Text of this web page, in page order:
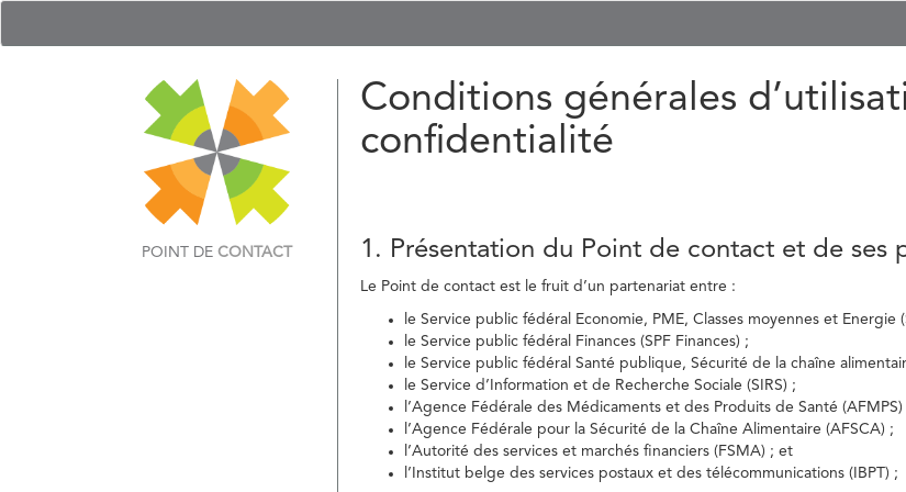
POINT DE CONTACT
Conditions générales
confidentialité
1. Présentation du Point de contact et de ses
Le Point de contact est le fruit d’un partenariat entre :
le Service public fédéral Economie, PME, Classes moyennes et Energie
le Service public fédéral Finances (SPF Finances) ;
le Service public fédéral Santé publique, Sécurité de la chaîne
le Service d’Information et de Recherche Sociale (SIRS) ;
l’Agence Fédérale des Médicaments et des Produits de Santé (AFMPS)
l’Agence Fédérale pour la Sécurité de la Chaîne Alimentaire (AFSCA) ;
l’Autorité des services et marchés financiers (FSMA) ; et
l’Institut belge des services postaux et des télécommunications (IBPT) ;